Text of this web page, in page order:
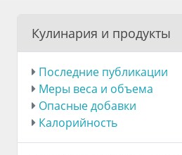
Кулинария и продукты
Последние публикации
Меры веса и объема
Опасные добавки
Калорийность